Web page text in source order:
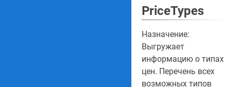
PriceTypes
Назначение:
Выгружает
информацию о типах
цен. Перечень всех
возможных типов